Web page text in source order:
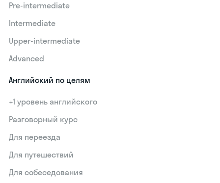
Pre-intermediate
Intermediate
Upper-intermediate
Advanced
Английский по целям
+1 уровень английского
Разговорный курс
Для переезда
Для путешествий
Для собеседования